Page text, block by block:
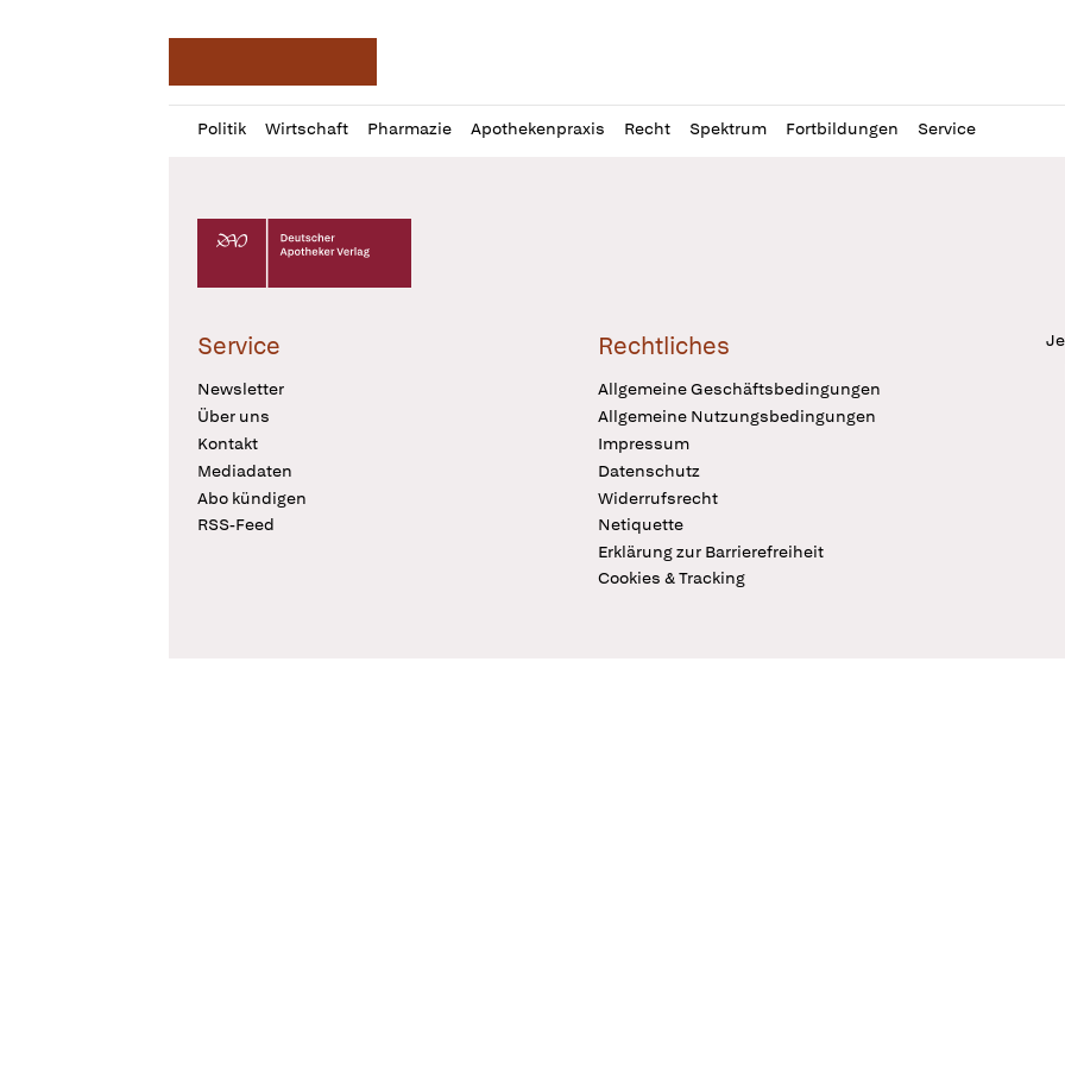
Politik Wirtschaft Pharmazie Apothekenpraxis Recht Spektrum Fortbildungen Service
Profil
öffnen
Daz
Pur
Deutscher Apotheker Verlag Logo
Service
Newsletter
Über uns
Kontakt
Mediadaten
Abo kündigen
RSS-Feed
Rechtliches
Allgemeine Geschäftsbedingungen
Allgemeine Nutzungsbedingungen
Impressum
Datenschutz
Widerrufsrecht
Netiquette
Erklärung zur Barrierefreiheit
Cookies & Tracking